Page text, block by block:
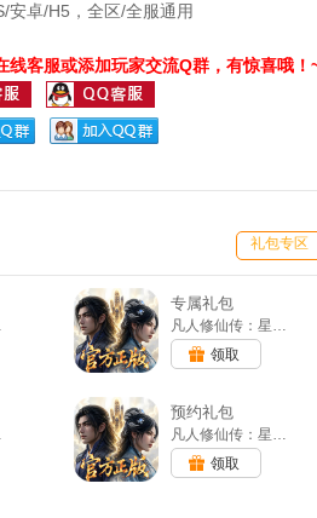
安卓/H5，全区/全服通用
客服或添加玩家交流Q群，有惊喜哦！
礼包专区
v)
专属礼包
凡人修仙传：星海飞驰-0.1折(满v)
领取
v)
预约礼包
凡人修仙传：星海飞驰-0.1折(满v)
领取